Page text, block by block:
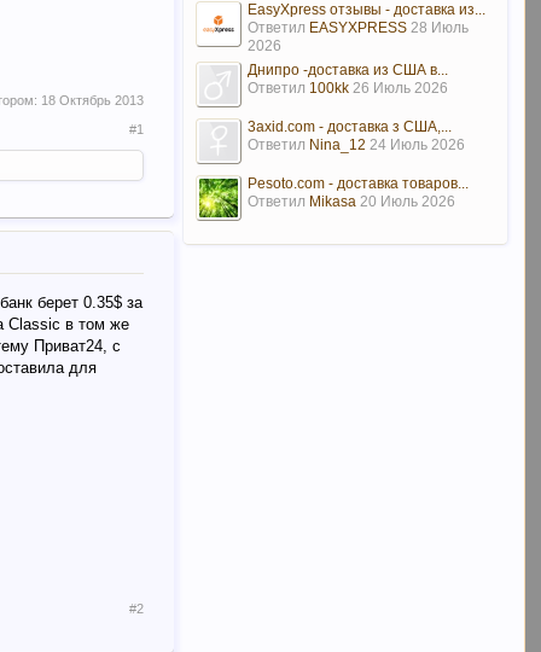
18 Октябрь 2013
#1
берет 0.35$ за
Classic в том же
Приват24, с
для
#2
EasyXpress отзывы - доставка из...
Ответил EASYXPRESS 28 Июль
2026
Днипро -доставка из США в...
Ответил 100kk 26 Июль 2026
3axid.com - доставка з США,...
Ответил Nina_12 24 Июль 2026
Pesoto.com - доставка товаров...
Ответил Mikasa 20 Июль 2026